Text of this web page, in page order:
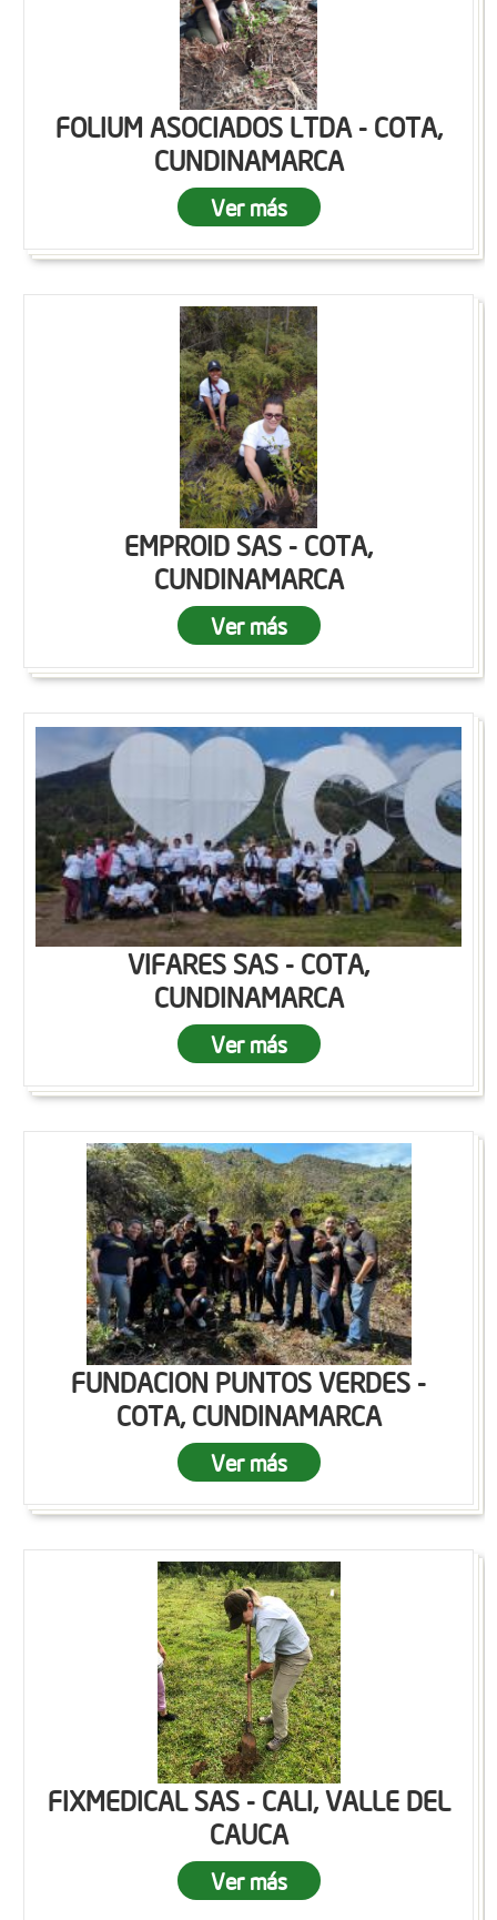
FOLIUM ASOCIADOS LTDA - COTA,
CUNDINAMARCA
Ver más
EMPROID SAS - COTA,
CUNDINAMARCA
Ver más
VIFARES SAS - COTA,
CUNDINAMARCA
Ver más
FUNDACION PUNTOS VERDES -
COTA, CUNDINAMARCA
Ver más
FIXMEDICAL SAS - CALI, VALLE DEL
CAUCA
Ver más